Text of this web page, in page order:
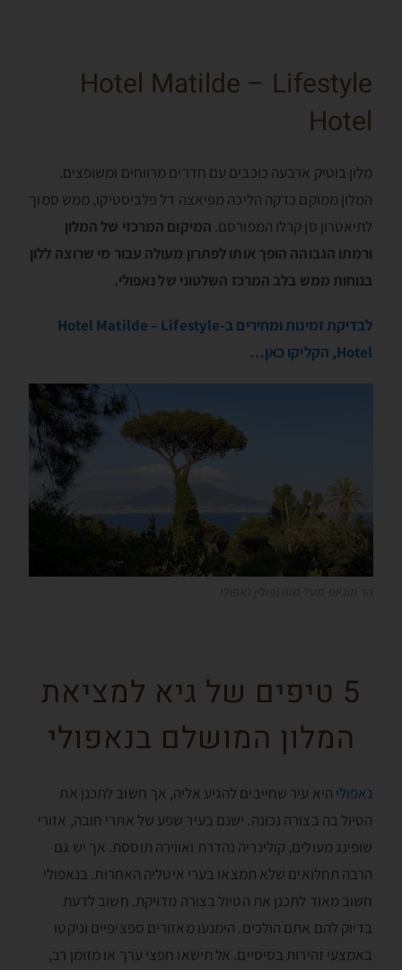
Hotel Matilde – Lifestyle
Hotel
מלון בוטיק ארבעה כוכבים עם חדרים מרווחים ומשופצים.
המלון ממוקם כדקה הליכה מפיאצה דל פלביסטיקו, ממש סמוך
לתיאטרון סן קרלו המפורסם. המיקום המרכזי של המלון
ורמתו הגבוהה הופך אותו לפתרון מעולה עבור מי שרוצה ללון
בנוחות ממש בלב המרכז השלטוני של נאפולי.
לבדיקת זמינות ומחירים ב-Hotel Matilde – Lifestyle
Hotel, הקליקו כאן…
5 טיפים של גיא למציאת
המלון המושלם בנאפולי
נאפולי היא עיר שחייבים להגיע אליה, אך חשוב לתכנן את
הטיול בה בצורה נכונה. ישנם בעיר שפע של אתרי חובה, אזורי
שופינג מעולים, קולינריה נהדרת ואווירה תוססת. אך יש גם
הרבה תחלואים שלא תמצאו בערי איטליה האחרות. בנאפולי
חשוב מאוד לתכנן את הטיול בצורה מדויקת. חשוב לדעת
בדיוק להם אתם הולכים. הימנעו מאזורים ספציפיים וניקטו
באמצעי זהירות בסיסיים. אל תישאו חפצי ערך או מזומן רב,